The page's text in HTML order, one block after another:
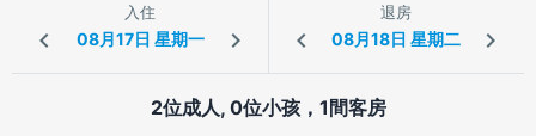
入住 退房
2位成人, 0位小孩，1間客房